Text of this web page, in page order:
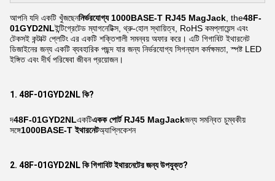
আপনি যদি একটি খুঁজছেননির্ভরযোগ্য 1000BASE-T RJ45 MagJack , the48F-
01GYD2NLইন্টিগ্রেটেড ম্যাগনেটিক্স, থ্রু-হোল স্থায়িত্ব, RoHS কমপ্লায়েন্স এবং
টেকসই কন্টাক্ট প্লেটিং এর একটি শক্তিশালী সমন্বয় অফার করে। এটি গিগাবিট ইথারনেট
ডিজাইনের জন্য একটি ব্যবহারিক পছন্দ যার জন্য নির্ভরযোগ্য সিগন্যাল কর্মক্ষমতা, স্পষ্ট LED
ইঙ্গিত এবং দীর্ঘ পরিষেবা জীবন প্রয়োজন।
1. 48F-01GYD2NL কি?
দ48F-01GYD2NLএকটিএকক পোর্ট RJ45 MagJackজন্য সমন্বিত চুম্বকীয়
সঙ্গে1000BASE-T ইথারনেটঅ্যাপ্লিকেশন
2. 48F-01GYD2NL কি গিগাবিট ইথারনেটের জন্য উপযুক্ত?